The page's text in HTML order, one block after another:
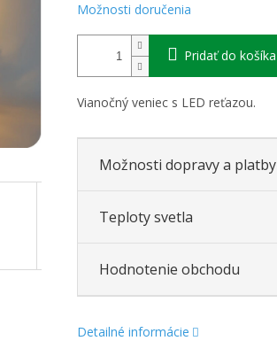
Možnosti doručenia
Pridať do košíka
Vianočný veniec s LED reťazou.
Možnosti dopravy a platby
Teploty svetla
Hodnotenie obchodu
Detailné informácie